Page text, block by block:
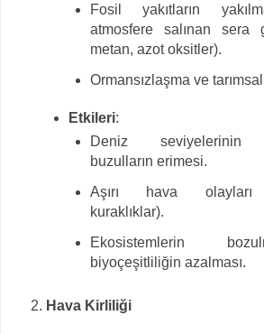
Fosil yakıtların
atmosfere salınan sera
metan, azot oksitler).
Ormansızlaşma ve
Etkileri:
Deniz seviyelerinin
buzulların erimesi.
Aşırı hava olayları
kuraklıklar).
Ekosistemlerin
biyoçeşitliliğin azalması.
Hava Kirliliği